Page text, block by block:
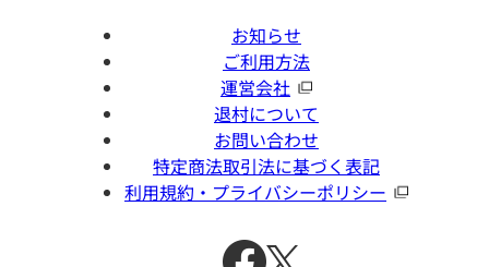
お知らせ
ご利用方法
運営会社
退村について
お問い合わせ
特定商法取引法に基づく表記
利用規約・プライバシーポリシー